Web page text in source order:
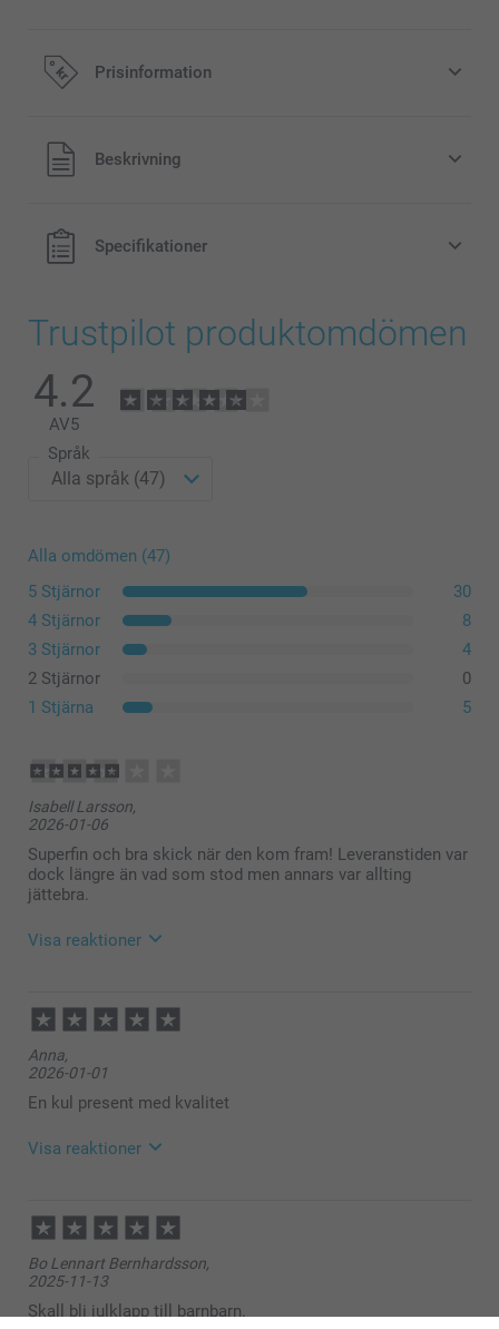
Prisinformation
Alla priser är i svenska kronor (SEK), inklusive moms och
exklusive porto.
Beskrivning
Specifikationer
Trustpilot produktomdömen
4.2
AV5
Språk
Alla omdömen (47)
5 Stjärnor
30
4 Stjärnor
8
3 Stjärnor
4
2 Stjärnor
0
1 Stjärna
5
Isabell Larsson,
2026-01-06
Superfin och bra skick när den kom fram! Leveranstiden var
dock längre än vad som stod men annars var allting
jättebra.
Visa reaktioner
09:11
Hej
är nöjd med våra produkter och service.
🩵-liga hälsningar
Pernilla @smartphoto
Anna,
2026-01-01
En kul present med kvalitet
Visa reaktioner
13:41
Hej Anna,
Så härligt att läsa, tack för ditt fina omdöme. Det ska
vara enkelt, smart och roligt att beställa dina valda
fotoprodukter - med ett fint resultat. Vi är glada att
Bo Lennart Bernhardsson,
2025-11-13
Skall bli julklapp till barnbarn.